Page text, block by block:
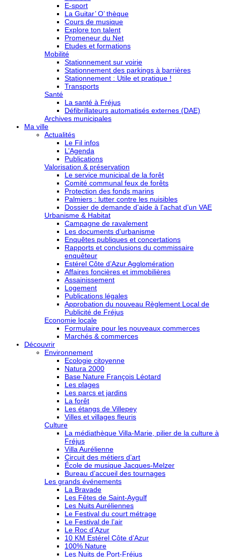
E-sport
La Guitar’ O’ thèque
Cours de musique
Explore ton talent
Promeneur du Net
Etudes et formations
Mobilité
Stationnement sur voirie
Stationnement des parkings à barrières
Stationnement : Utile et pratique !
Transports
Santé
La santé à Fréjus
Défibrillateurs automatisés externes (DAE)
Archives municipales
Ma ville
Actualités
Le Fil infos
L’Agenda
Publications
Valorisation & préservation
Le service municipal de la forêt
Comité communal feux de forêts
Protection des fonds marins
Palmiers : lutter contre les nuisibles
Dossier de demande d’aide à l’achat d’un VAE
Urbanisme & Habitat
Campagne de ravalement
Les documents d’urbanisme
Enquêtes publiques et concertations
Rapports et conclusions du commissaire
enquêteur
Estérel Côte d’Azur Agglomération
Affaires foncières et immobilières
Assainissement
Logement
Publications légales
Approbation du nouveau Règlement Local de
Publicité de Fréjus
Economie locale
Formulaire pour les nouveaux commerces
Marchés & commerces
Découvrir
Environnement
Ecologie citoyenne
Natura 2000
Base Nature François Léotard
Les plages
Les parcs et jardins
La forêt
Les étangs de Villepey
Villes et villages fleuris
Culture
La médiathèque Villa-Marie, pilier de la culture à
Fréjus
Villa Aurélienne
Circuit des métiers d’art
École de musique Jacques-Melzer
Bureau d’accueil des tournages
Les grands événements
La Bravade
Les Fêtes de Saint-Aygulf
Les Nuits Auréliennes
Le Festival du court métrage
Le Festival de l’air
Le Roc d’Azur
10 KM Estérel Côte d’Azur
100% Nature
Les Nuits de Port-Fréjus